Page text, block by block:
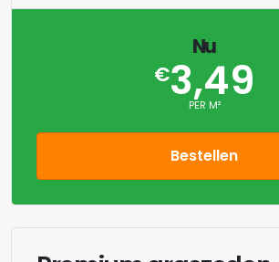
Nu
€3,49
PER M²
Bestellen